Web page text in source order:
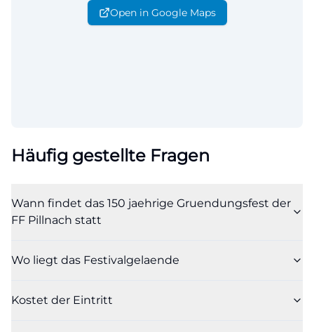
Open in Google Maps
Häufig gestellte Fragen
Wann findet das 150 jaehrige Gruendungsfest der
FF Pillnach statt
Wo liegt das Festivalgelaende
Kostet der Eintritt